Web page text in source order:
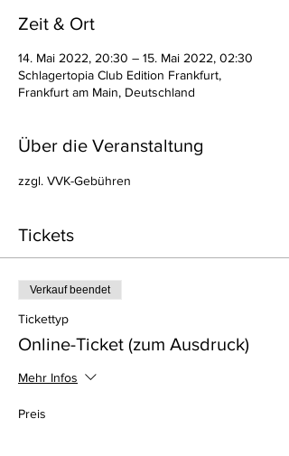
Zeit & Ort
14. Mai 2022, 20:30 – 15. Mai 2022, 02:30
Schlagertopia Club Edition Frankfurt,
Frankfurt am Main, Deutschland
Über die Veranstaltung
zzgl. VVK-Gebühren
Tickets
Verkauf beendet
Tickettyp
Online-Ticket (zum Ausdruck)
Mehr Infos
Preis